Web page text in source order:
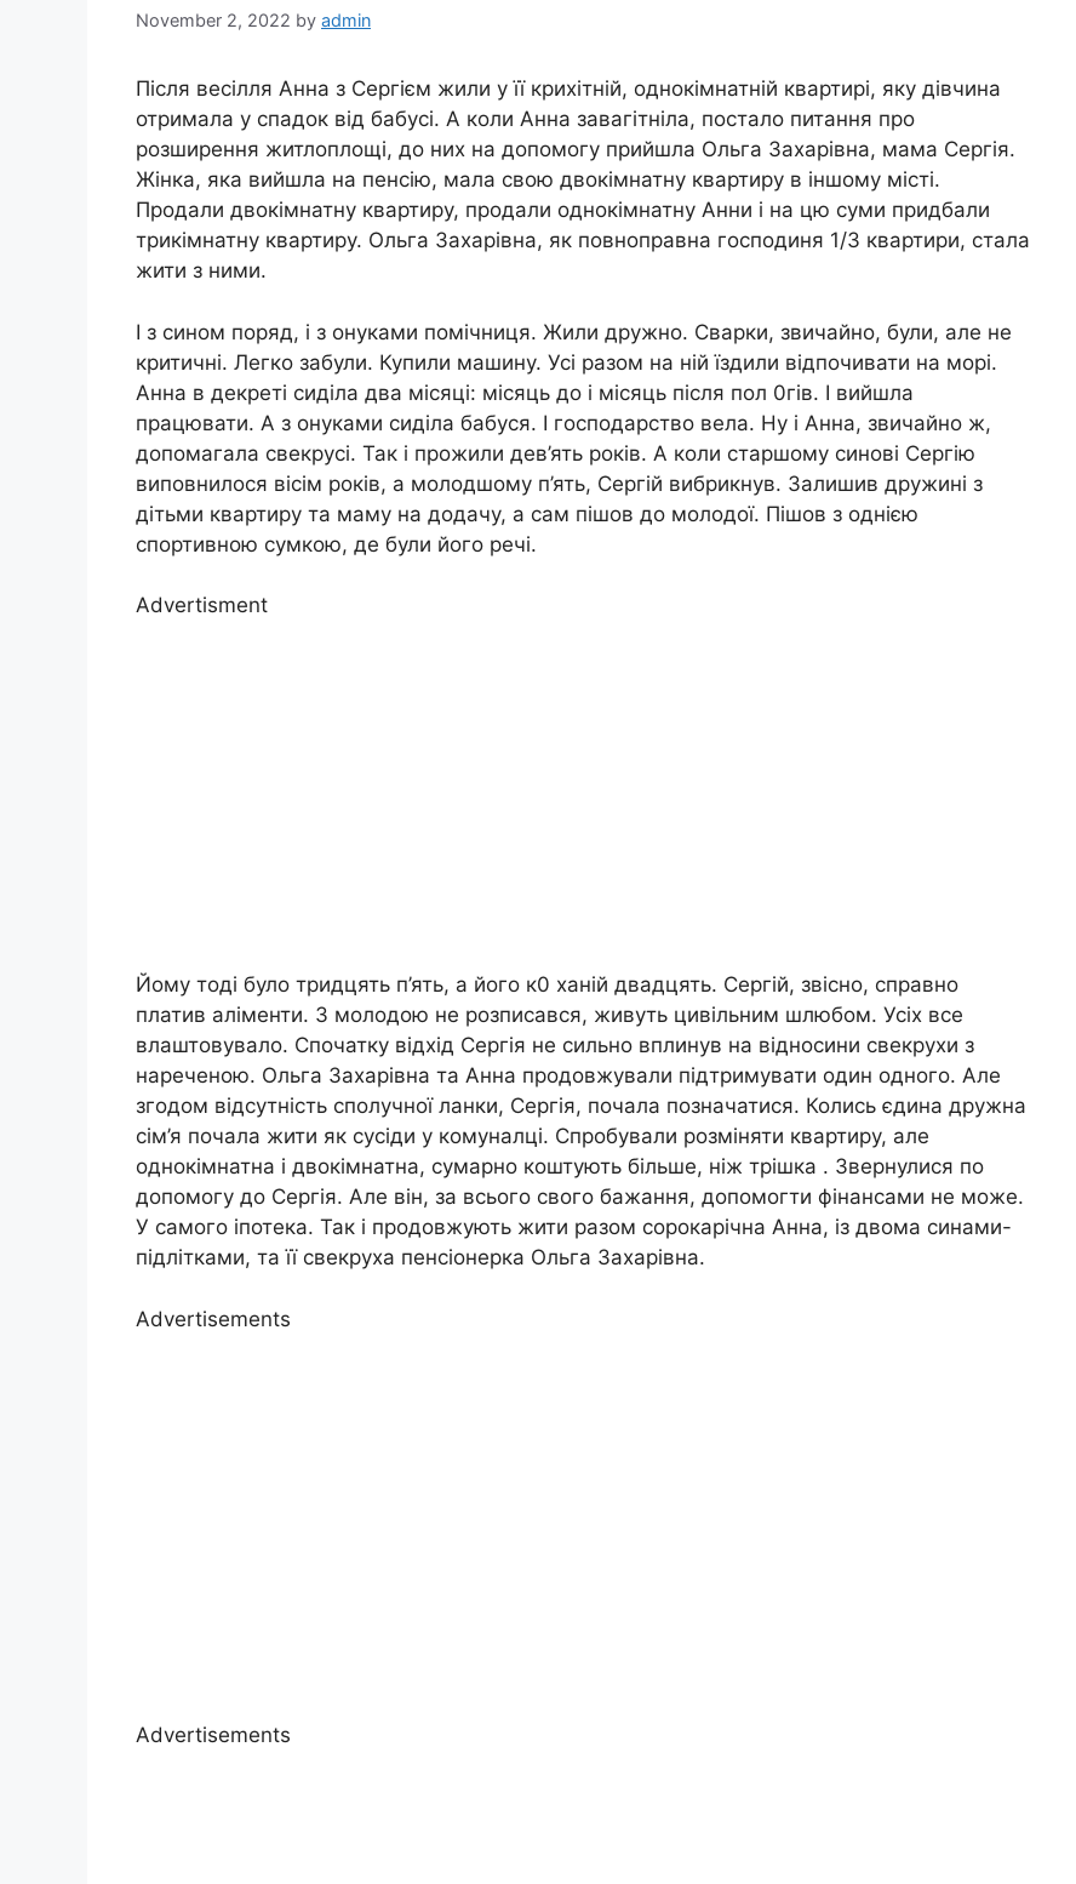
November 2, 2022 by admin
Після весілля Анна з Сергієм жили у її крихітній, однокімнатній квартирі, яку дівчина
отримала у спадок від бабусі. А коли Анна завагітніла, постало питання про
розширення житлоплощі, до них на допомогу прийшла Ольга Захарівна, мама Сергія.
Жінка, яка вийшла на пенсію, мала свою двокімнатну квартиру в іншому місті.
Продали двокімнатну квартиру, продали однокімнатну Анни і на цю суми придбали
трикімнатну квартиру. Ольга Захарівна, як повноправна господиня 1/3 квартири, стала
жити з ними.
І з сином поряд, і з онуками помічниця. Жили дружно. Сварки, звичайно, були, але не
критичні. Легко забули. Купили машину. Усі разом на ній їздили відпочивати на морі.
Анна в декреті сиділа два місяці: місяць до і місяць після пол 0гів. І вийшла
працювати. А з онуками сиділа бабуся. І господарство вела. Ну і Анна, звичайно ж,
допомагала свекрусі. Так і прожили дев’ять років. А коли старшому синові Сергію
виповнилося вісім років, а молодшому п’ять, Сергій вибрикнув. Залишив дружині з
дітьми квартиру та маму на додачу, а сам пішов до молодої. Пішов з однією
спортивною сумкою, де були його речі.
Advertisment
Йому тоді було тридцять п’ять, а його к0 ханій двадцять. Сергій, звісно, справно
платив аліменти. З молодою не розписався, живуть цивільним шлюбом. Усіх все
влаштовувало. Спочатку відхід Сергія не сильно вплинув на відносини свекрухи з
нареченою. Ольга Захарівна та Анна продовжували підтримувати один одного. Але
згодом відсутність сполучної ланки, Сергія, почала позначатися. Колись єдина дружна
сім’я почала жити як сусіди у комуналці. Спробували розміняти квартиру, але
однокімнатна і двокімнатна, сумарно коштують більше, ніж трішка . Звернулися по
допомогу до Сергія. Але він, за всього свого бажання, допомогти фінансами не може.
У самого іпотека. Так і продовжують жити разом сорокарічна Анна, із двома синами-
підлітками, та її свекруха пенсіонерка Ольга Захарівна.
Advertisements
Advertisements